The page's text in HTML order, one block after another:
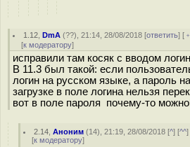
1.12 ,DmA (??), 21:14, 28/08/2018 [ответить] [
[к модератору]
исправили там косяк с вводом
В 11.3 был такой: если
логин на русском языке, а пароль
загрузке в поле логина нельзя
вот в поле пароля почему-то
2.14 ,Аноним (14), 21:19, 28/08/2018 [^] [^^]
[к модератору]